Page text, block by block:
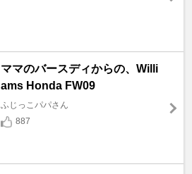
ママのバースディからの、Willi
ams Honda FW09
ふじっこパパさん
887